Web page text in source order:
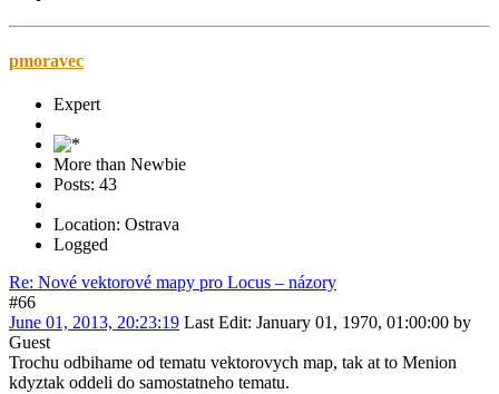
pmoravec
Expert
More than Newbie
Posts: 43
Location: Ostrava
Logged
Re: Nové vektorové mapy pro Locus – názory
#66
June 01, 2013, 20:23:19 Last Edit: January 01, 1970, 01:00:00 by
Guest
Trochu odbihame od tematu vektorovych map, tak at to Menion
kdyztak oddeli do samostatneho tematu.